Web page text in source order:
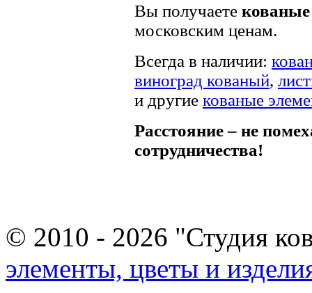
Вы получаете кованые
московским ценам.
Всегда в наличии:
виноград кованый,
и другие кованые
Расстояние – не
сотрудничества!
© 2010 - 2026 "Студия
элементы, цветы и